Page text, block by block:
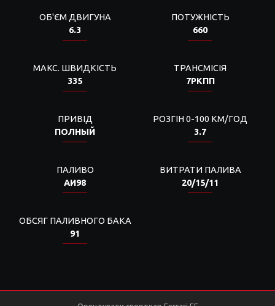
ОБ'ЄМ ДВИГУНА
6.3
ПОТУЖНІСТЬ
660
МАКС. ШВИДКІСТЬ
335
ТРАНСМІСІЯ
7РКПП
ПРИВІД
ПОЛНЫЙ
РОЗГІН 0-100 КМ/ГОД
3.7
ПАЛИВО
АИ98
ВИТРАТИ ПАЛИВА
20/15/11
ОБСЯГ ПАЛИВНОГО БАКА
91